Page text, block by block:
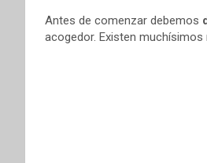
Antes de comenzar debemos
acogedor. Existen